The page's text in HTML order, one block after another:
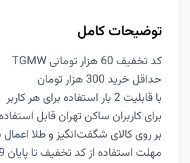
توضیحات کامل
کد تخفیف 60 هزار تومانی TGMW
حداقل خرید 300 هزار تومان
با قابلیت 2 بار استفاده برای هر کاربر
برای کاربران ساکن تهران قابل
بر روی کالای شگفت‌انگیز و طلا
مهلت استفاده از کد تخفیف تا پایان 29 مرداد ماه